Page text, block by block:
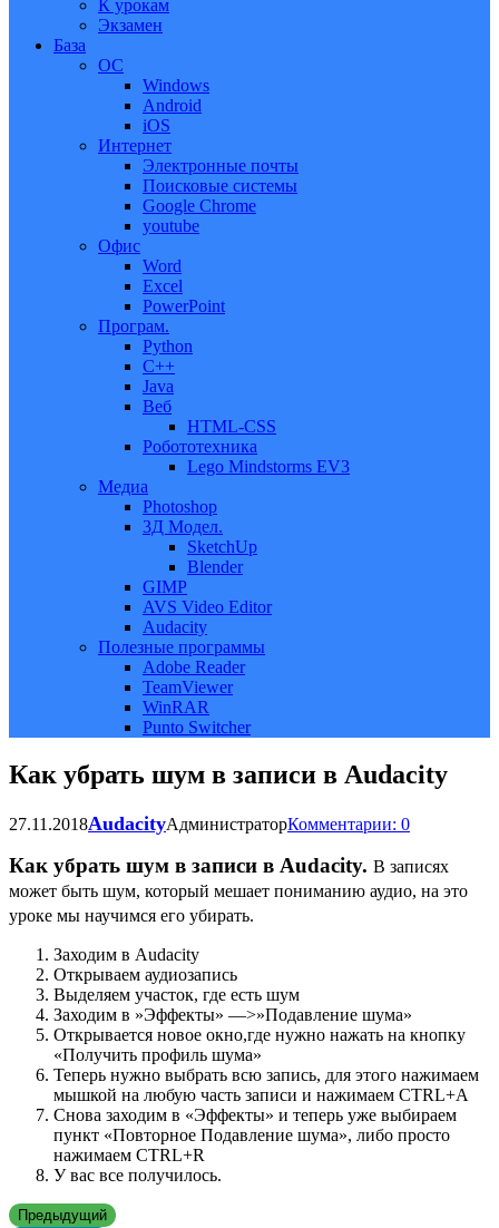
К урокам
Экзамен
База
ОС
Windows
Android
iOS
Интернет
Электронные почты
Поисковые системы
Google Chrome
youtube
Офис
Word
Excel
PowerPoint
Програм.
Python
C++
Java
Веб
HTML-CSS
Робототехника
Lego Mindstorms EV3
Медиа
Photoshop
3Д Модел.
SketchUp
Blender
GIMP
AVS Video Editor
Audacity
Полезные программы
Adobe Reader
TeamViewer
WinRAR
Punto Switcher
Как убрать шум в записи в Audacity
27.11.2018AudacityАдминистраторКомментарии: 0
Как убрать шум в записи в Audacity. В записях
может быть шум, который мешает пониманию аудио, на это
уроке мы научимся его убирать.
Заходим в Audacity
Открываем аудиозапись
Выделяем участок, где есть шум
Заходим в »Эффекты» —>»Подавление шума»
Открывается новое окно,где нужно нажать на кнопку
«Получить профиль шума»
Теперь нужно выбрать всю запись, для этого нажимаем
мышкой на любую часть записи и нажимаем CTRL+A
Снова заходим в «Эффекты» и теперь уже выбираем
пункт «Повторное Подавление шума», либо просто
нажимаем CTRL+R
У вас все получилось.
Предыдущий